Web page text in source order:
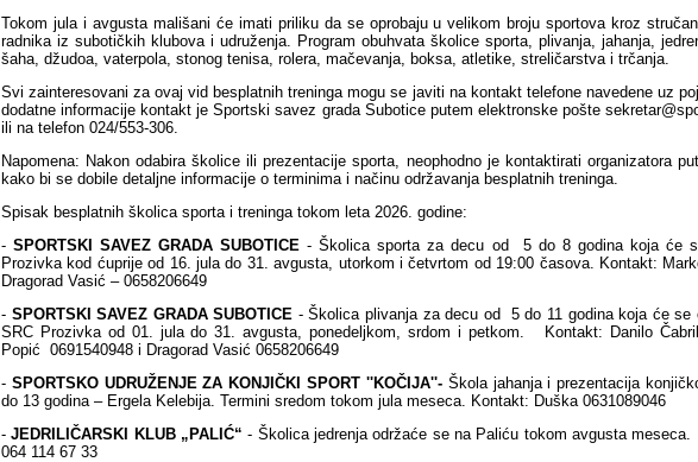
Tokom jula i avgusta mališani će imati priliku da se oprobaju u velikom broju sportova kroz
radnika iz subotičkih klubova i udruženja. Program obuhvata školice sporta, plivanja, jahanja,
šaha, džudoa, vaterpola, stonog tenisa, rolera, mačevanja, boksa, atletike, streličarstva i trčanja.
Svi zainteresovani za ovaj vid besplatnih treninga mogu se javiti na kontakt telefone navedene uz
dodatne informacije kontakt je Sportski savez grada Subotice putem elektronske pošte
ili na telefon 024/553-306.
Napomena: Nakon odabira školice ili prezentacije sporta, neophodno je kontaktirati organizatora
kako bi se dobile detaljne informacije o terminima i načinu održavanja besplatnih treninga.
Spisak besplatnih školica sporta i treninga tokom leta 2026. godine:
-SPORTSKI SAVEZ GRADA SUBOTICE - Školica sporta za decu od 5 do 8 godina koja će
Prozivka kod ćuprije od 16. jula do 31. avgusta, utorkom i četvrtom od 19:00 časova. Kontakt:
Dragorad Vasić – 0658206649
- SPORTSKI SAVEZ GRADA SUBOTICE - Školica plivanja za decu od 5 do 11 godina koja će se
SRC Prozivka od 01. jula do 31. avgusta, ponedeljkom, srdom i petkom. Kontakt: Danilo
Popić 0691540948 i Dragorad Vasić 0658206649
- SPORTSKO UDRUŽENJE ZA KONJIČKI SPORT ''KOČIJA''-Škola jahanja i prezentacija
do 13 godina – Ergela Kelebija. Termini sredom tokom jula meseca. Kontakt: Duška 0631089046
-JEDRILIČARSKI KLUB „PALIĆ“ - Školica jedrenja održaće se na Paliću tokom avgusta
064 114 67 33